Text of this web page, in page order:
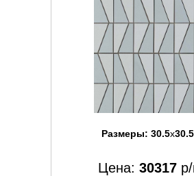
Размеры: 30.5x30.5
Цена: 30317р/